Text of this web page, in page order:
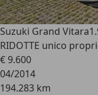
Suzuki Grand Vitara
RIDOTTE unico
€ 9.600
04/2014
194.283 km